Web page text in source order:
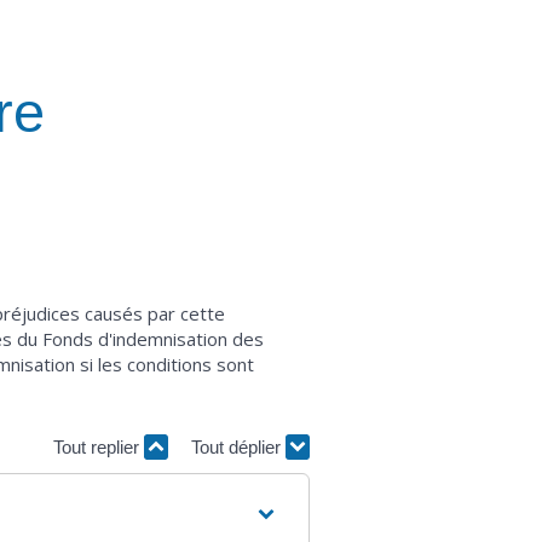
causés par cette
du Fonds d'indemnisation des
si les conditions sont
Tout replier Tout déplier